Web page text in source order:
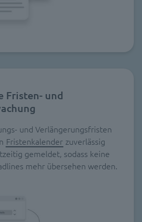
Fristen- und
und Verlängerungsfristen
Fristenkalender zuverlässig
gemeldet, sodass keine
mehr übersehen werden.